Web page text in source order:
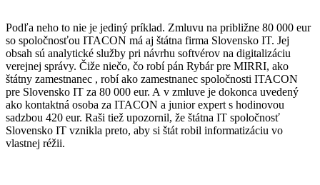
Podľa neho to nie je jediný príklad. Zmluvu na približne 80 000 eur
so spoločnosťou ITACON má aj štátna firma Slovensko IT. Jej
obsah sú analytické služby pri návrhu softvérov na digitalizáciu
verejnej správy. Čiže niečo, čo robí pán Rybár pre MIRRI, ako
štátny zamestnanec , robí ako zamestnanec spoločnosti ITACON
pre Slovensko IT za 80 000 eur. A v zmluve je dokonca uvedený
ako kontaktná osoba za ITACON a junior expert s hodinovou
sadzbou 420 eur. Raši tiež upozornil, že štátna IT spoločnosť
Slovensko IT vznikla preto, aby si štát robil informatizáciu vo
vlastnej réžii.